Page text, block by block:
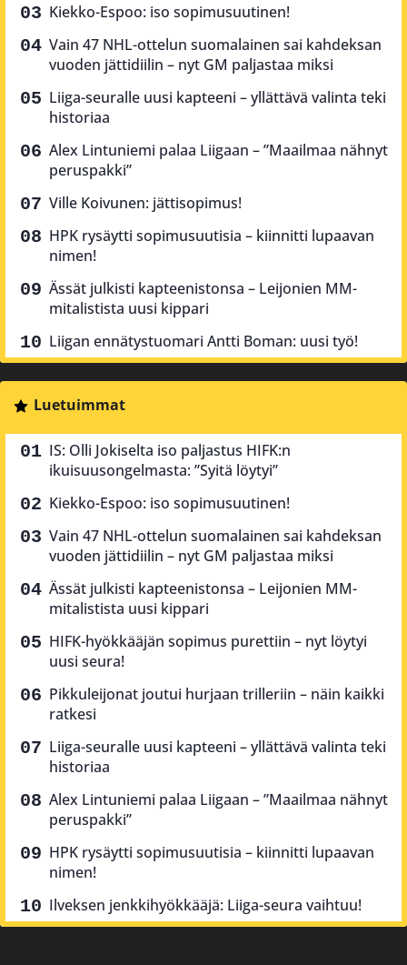
Kiekko-Espoo: iso sopimusuutinen!
Vain 47 NHL-ottelun suomalainen sai kahdeksan
vuoden jättidiilin – nyt GM paljastaa miksi
Liiga-seuralle uusi kapteeni – yllättävä valinta teki
historiaa
Alex Lintuniemi palaa Liigaan – ”Maailmaa nähnyt
peruspakki”
Ville Koivunen: jättisopimus!
HPK rysäytti sopimusuutisia – kiinnitti lupaavan
nimen!
Ässät julkisti kapteenistonsa – Leijonien MM-
mitalistista uusi kippari
Liigan ennätystuomari Antti Boman: uusi työ!
Luetuimmat
IS: Olli Jokiselta iso paljastus HIFK:n
ikuisuusongelmasta: ”Syitä löytyi”
Kiekko-Espoo: iso sopimusuutinen!
Vain 47 NHL-ottelun suomalainen sai kahdeksan
vuoden jättidiilin – nyt GM paljastaa miksi
Ässät julkisti kapteenistonsa – Leijonien MM-
mitalistista uusi kippari
HIFK-hyökkääjän sopimus purettiin – nyt löytyi
uusi seura!
Pikkuleijonat joutui hurjaan trilleriin – näin kaikki
ratkesi
Liiga-seuralle uusi kapteeni – yllättävä valinta teki
historiaa
Alex Lintuniemi palaa Liigaan – ”Maailmaa nähnyt
peruspakki”
HPK rysäytti sopimusuutisia – kiinnitti lupaavan
nimen!
Ilveksen jenkkihyökkääjä: Liiga-seura vaihtuu!